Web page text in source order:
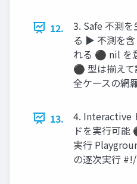
12.
3. Safe 不測
る ▶ 不測を含
れる ⚫ nil を
⚫ 型は揃え
全ケースの網
13.
4. Interactive
ドを実行可能
実行
の逐次実行